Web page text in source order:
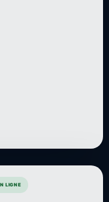
LIGNE